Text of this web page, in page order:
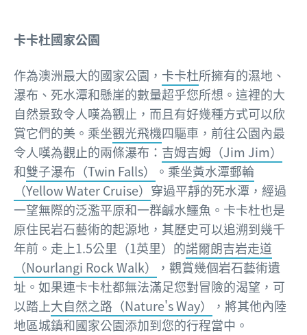
卡卡杜國家公園
作為澳洲最大的國家公園， 卡卡杜所擁有的濕地、
瀑布、死水潭和懸崖的數量超乎您所想。這裡的大
自然景致令人嘆為觀止，而且有好幾種方式可以欣
賞它們的美。乘坐觀光飛機四驅車，前往公園內最
令人嘆為觀止的兩條瀑布： 吉姆吉姆（Jim Jim）
和雙子瀑布（Twin Falls） 。乘坐黃水潭郵輪
（Yellow Water Cruise） 穿過平靜的死水潭，經過
一望無際的泛濫平原和一群鹹水鱷魚。卡卡杜也是
原住民岩石藝術的起源地，其歷史可以追溯到幾千
年前。走上1.5公里（1英里）的諾爾朗吉岩走道
（Nourlangi Rock Walk）
，觀賞幾個岩石藝術遺
址。如果連卡卡杜都無法滿足您對冒險的渴望，可
以踏上大自然之路（Nature's Way）
，將其他內陸
地區城鎮和國家公園添加到您的行程當中。